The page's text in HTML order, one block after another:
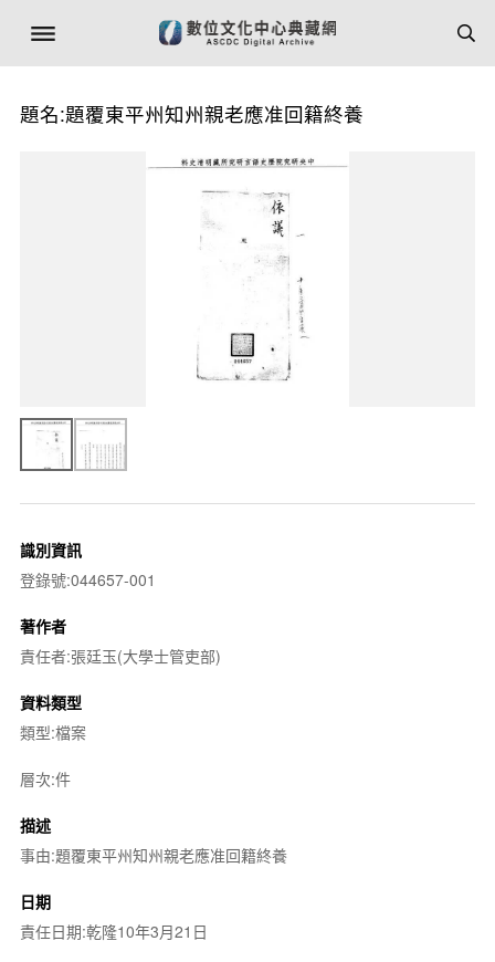
題名:題覆東平州知州親老應准回籍終養
識別資訊
登錄號:044657-001
著作者
責任者:張廷玉(大學士管吏部)
資料類型
類型:檔案
層次:件
描述
事由:題覆東平州知州親老應准回籍終養
日期
責任日期:乾隆10年3月21日